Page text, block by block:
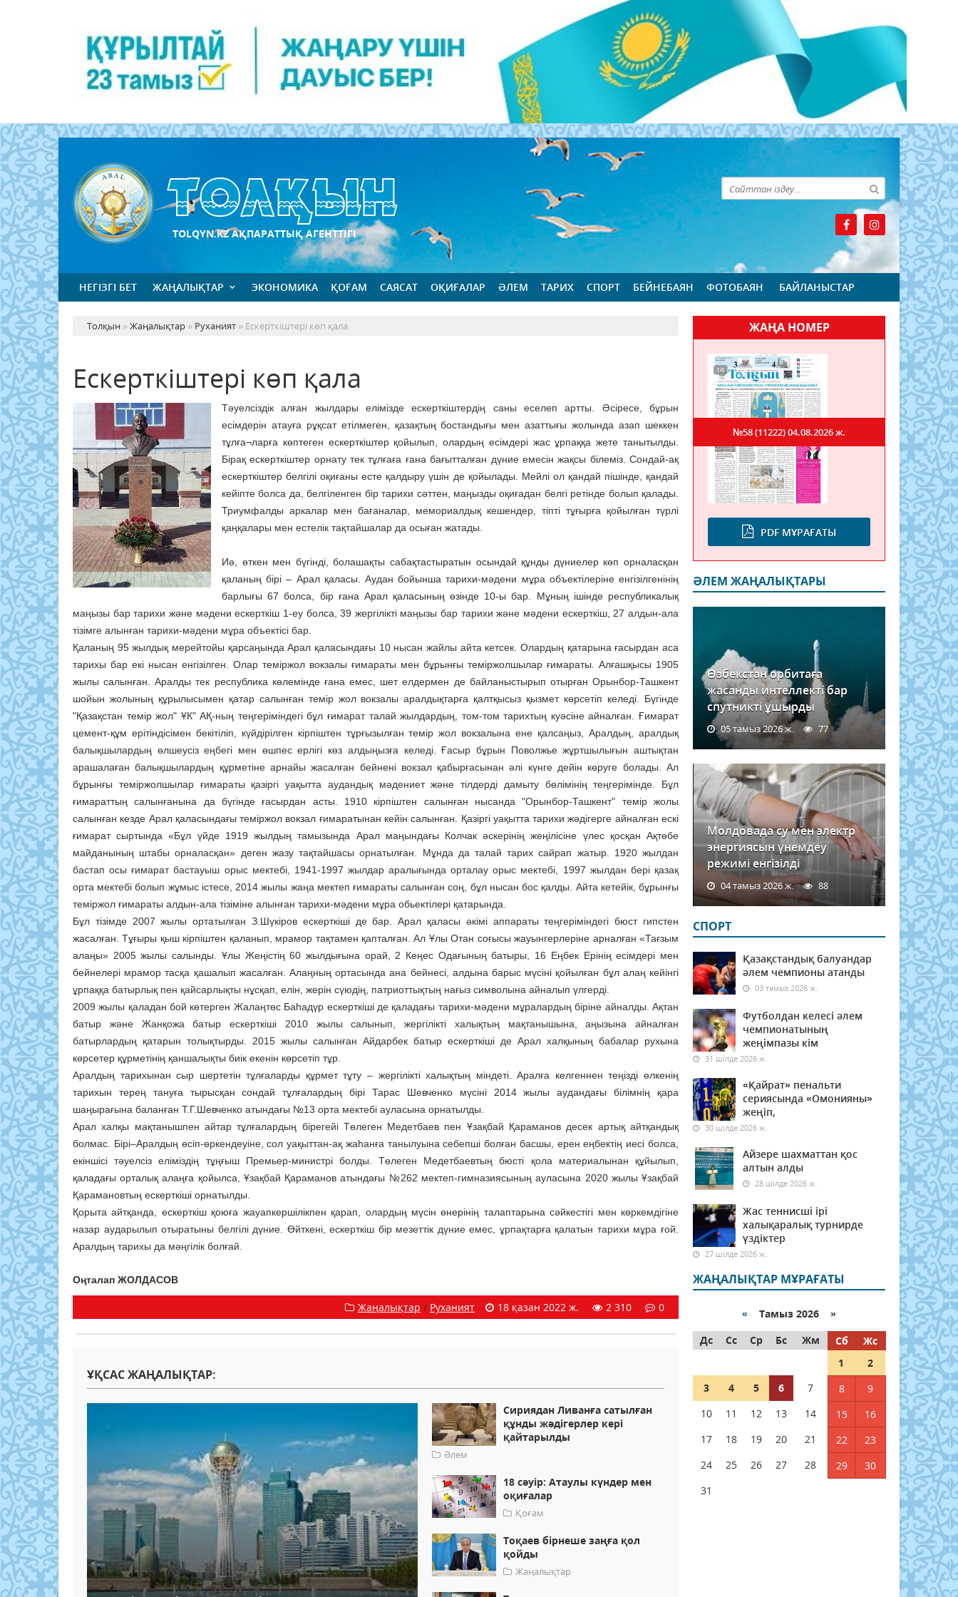
TOLQYN.KZ АҚПАРАТТЫҚ АГЕНТТІГІ
НЕГІЗГІ БЕТ ЖАҢАЛЫҚТАР ЭКОНОМИКА ҚОҒАМ САЯСАТ ОҚИҒАЛАР ӘЛЕМ ТАРИХ СПОРТ БЕЙНЕБАЯН ФОТОБАЯН БАЙЛАНЫСТАР
Толқын »Жаңалықтар » Руханият » Ескерткіштері көп қала
Ескерткіштері көп қала
Тәуелсіздік алған жылдары елімізде ескерткіштердің саны еселеп артты. Әсіресе, бұрын
есімдерін атауға рұқсат етілмеген, қазақтың бостандығы мен азаттығы жолында азап шеккен
тұлға¬ларға көптеген ескерткіштер қойылып, олардың есімдері жас ұрпаққа жете танытылды.
Бірақ ескерткіштер орнату тек тұлғаға ғана бағытталған дүние емесін жақсы білеміз. Сондай-ақ
ескерткіштер белгілі оқиғаны есте қалдыру үшін де қойылады. Мейлі ол қандай пішінде, қандай
кейіпте болса да, белгіленген бір тарихи сәттен, маңызды оқиғадан белгі ретінде болып қалады.
Триумфалды аркалар мен бағаналар, мемориалдық кешендер, тіпті тұғырға қойылған түрлі
қаңқалары мен естелік тақтайшалар да осыған жатады.
Иә, өткен мен бүгінді, болашақты сабақтастыратын осындай құнды дүниелер көп орналасқан
қаланың бірі – Арал қаласы. Аудан бойынша тарихи-мәдени мұра объектілеріне енгізілгенінің
барлығы 67 болса, бір ғана Арал қаласының өзінде 10-ы бар. Мұның ішінде республикалық
маңызы бар тарихи және мәдени ескерткіш 1-еу болса, 39 жергілікті маңызы бар тарихи және мәдени ескерткіш, 27 алдын-ала
тізімге алынған тарихи-мәдени мұра объектісі бар.
Қаланың 95 жылдық мерейтойы қарсаңында Арал қаласындағы 10 нысан жайлы айта кетсек. Олардың қатарына ғасырдан аса
тарихы бар екі нысан енгізілген. Олар теміржол вокзалы ғимараты мен бұрынғы теміржолшылар ғимараты. Алғашқысы 1905
жылы салынған. Аралды тек республика көлемінде ғана емес, шет елдермен де байланыстырып отырған Орынбор-Ташкент
шойын жолының құрылысымен қатар салынған темір жол вокзалы аралдықтарға қалтқысыз қызмет көрсетіп келеді. Бүгінде
"Қазақстан темір жол" ҰК" АҚ-ның теңгеріміндегі бұл ғимарат талай жылдардың, том-том тарихтың куәсіне айналған. Ғимарат
цемент-құм ерітіндісімен бекітіліп, күйдірілген кірпіштен тұрғызылған темір жол вокзалына ене қалсаңыз, Аралдың, аралдық
балықшылардың өлшеусіз еңбегі мен өшпес ерлігі көз алдыңызға келеді. Ғасыр бұрын Поволжье жұртшылығын аштықтан
арашалаған балықшылардың құрметіне арнайы жасалған бейнені вокзал қабырғасынан әлі күнге дейін көруге болады. Ал
бұрынғы теміржолшылар ғимараты қазіргі уақытта аудандық мәдениет және тілдерді дамыту бөлімінің теңгерімінде. Бұл
ғимараттың салынғанына да бүгінде ғасырдан асты. 1910 кірпіштен салынған нысанда "Орынбор-Ташкент" темір жолы
салынған кезде Арал қаласындағы теміржол вокзал ғимаратынан кейін салынған. Қазіргі уақытта тарихи жәдігерге айналған ескі
ғимарат сыртында «Бұл үйде 1919 жылдың тамызында Арал маңындағы Колчак әскерінің жеңілісіне үлес қосқан Ақтөбе
майданының штабы орналасқан» деген жазу тақтайшасы орнатылған. Мұнда да талай тарих сайрап жатыр. 1920 жылдан
бастап осы ғимарат бастауыш орыс мектебі, 1941-1997 жылдар аралығында орталау орыс мектебі, 1997 жылдан бері қазақ
орта мектебі болып жұмыс істесе, 2014 жылы жаңа мектеп ғимараты салынған соң, бұл нысан бос қалды. Айта кетейік, бұрынғы
теміржол ғимараты алдын-ала тізіміне алынған тарихи-мәдени мұра обьектілері қатарында.
Бұл тізімде 2007 жылы ортатылған З.Шүкіров ескерткіші де бар. Арал қаласы әкімі аппараты теңгеріміндегі бюст гипстен
жасалған. Тұғыры қыш кірпіштен қаланып, мрамор тақтамен қапталған. Ал Ұлы Отан соғысы жауынгерлеріне арналған «Тағзым
алаңы» 2005 жылы салынды. Ұлы Жеңістің 60 жылдығына орай, 2 Кеңес Одағының батыры, 16 Еңбек Ерінің есімдері мен
бейнелері мрамор тасқа қашалып жасалған. Алаңның ортасында ана бейнесі, алдына барыс мүсіні қойылған бұл алаң кейінгі
ұрпаққа батырлық пен қайсарлықты нұсқап, елін, жерін сүюдің, патриоттықтың нағыз символына айналып үлгерді.
2009 жылы қаладан бой көтерген Жалаңтөс Баһадүр ескерткіші де қаладағы тарихи-мәдени мұралардың біріне айналды. Ақтан
батыр және Жанқожа батыр ескерткіші 2010 жылы салынып, жергілікті халықтың мақтанышына, аңызына айналған
батырлардың қатарын толықтырды. 2015 жылы салынған Айдарбек батыр ескерткіші де Арал халқының бабалар рухына
көрсетер құрметінің қаншалықты биік екенін көрсетіп тұр.
Аралдың тарихынан сыр шертетін тұлғаларды құрмет тұту – жергілікті халықтың міндеті. Аралға келгеннен теңізді өлкенің
тарихын терең тануға тырысқан сондай тұлғалардың бірі Тарас Шевченко мүсіні 2014 жылы аудандағы білімнің қара
шаңырағына баланған Т.Г.Шевченко атындағы №13 орта мектебі ауласына орнатылды.
Арал халқы мақтанышпен айтар тұлғалардың бірегейі Төлеген Медетбаев пен Ұзақбай Қараманов десек артық айтқандық
болмас. Бірі–Аралдың өсіп-өркендеуіне, сол уақыттан-ақ жаһанға танылуына себепші болған басшы, ерен еңбектің иесі болса,
екіншісі тәуелсіз еліміздің тұңғыш Премьер-министрі болды. Төлеген Медетбаевтың бюсті қола материалынан құйылып,
қаладағы орталық алаңға қойылса, Ұзақбай Қараманов атындағы №262 мектеп-гимназиясының ауласына 2020 жылы Ұзақбай
Қарамановтың ескерткіші орнатылды.
Қорыта айтқанда, ескерткіш қоюға жауапкершілікпен қарап, олардың мүсін өнерінің талаптарына сәйкестігі мен көркемдігіне
назар аударылып отыратыны белгілі дүние. Өйткені, ескерткіш бір мезеттік дүние емес, ұрпақтарға қалатын тарихи мұра ғой.
Аралдың тарихы да мәңгілік болғай.
Оңталап ЖОЛДАСОВ
Жаңалықтар / Руханият 18 қазан 2022 ж. 2 310 0
ҰҚСАС ЖАҢАЛЫҚТАР:
Сириядан Ливанға сатылған
құнды жәдігерлер кері
қайтарылды
Әлем
18 сәуір: Атаулы күндер мен
оқиғалар
Қоғам
Тоқаев бірнеше заңға қол
қойды
Жаңалықтар
ЖАҢА НОМЕР
PDF МҰРАҒАТЫ
№58 (11222)04.08.2026 ж.
ӘЛЕМ ЖАҢАЛЫҚТАРЫ
Өзбекстан орбитаға
жасанды интеллекті бар
спутникті ұшырды
05 тамыз 2026 ж. 77
Молдовада су мен электр
энергиясын үнемдеу
режимі енгізілді
04 тамыз 2026 ж. 88
СПОРТ
Қазақстандық балуандар
әлем чемпионы атанды
03 тамыз 2026 ж.
Футболдан келесі әлем
чемпионатының
жеңімпазы кім
31 шілде 2026 ж.
«Қайрат» пенальти
сериясында «Омонияны»
жеңіп,
30 шілде 2026 ж.
Айзере шахматтан қос
алтын алды
28 шілде 2026 ж.
Жас теннисші ірі
халықаралық турнирде
үздіктер
27 шілде 2026 ж.
ЖАҢАЛЫҚТАР МҰРАҒАТЫ
« Тамыз 2026 »
Дс
Сс Ср Бс Жм Сб
Жс
1
2
3
4 5 6 7 8
9
10
11 12 13 14 15
16
17
18 19 20 21 22
23
24
25 26 27 28 29
30
31